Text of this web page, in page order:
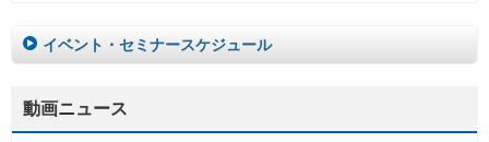
イベント・セミナースケジュール
動画ニュース